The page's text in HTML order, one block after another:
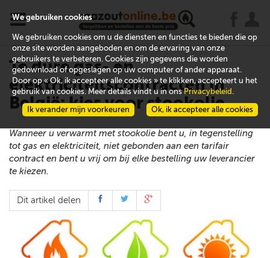
x
Te dure gas- en
elektriciteitscontracten in
België: kies voor stookolie
Wanneer u verwarmt met stookolie bent u, in tegenstelling
tot gas en elektriciteit, niet gebonden aan een tarifair
contract en bent u vrij om bij elke bestelling uw leverancier
te kiezen.
Dit artikel delen
We gebruiken cookies
We gebruiken cookies om u de diensten en functies te bieden die op
onze site worden aangeboden en om de ervaring van onze
gebruikers te verbeteren. Cookies zijn gegevens die worden
gedownload of opgeslagen op uw computer of ander apparaat.
Door op « Ok, ik accepteer alle cookies » te klikken, accepteert u het
gebruik van cookies. Meer details vindt u in onsPrivacybeleid .
Ok, ik accepteer alle cookies
Ik verander mijn voorkeuren